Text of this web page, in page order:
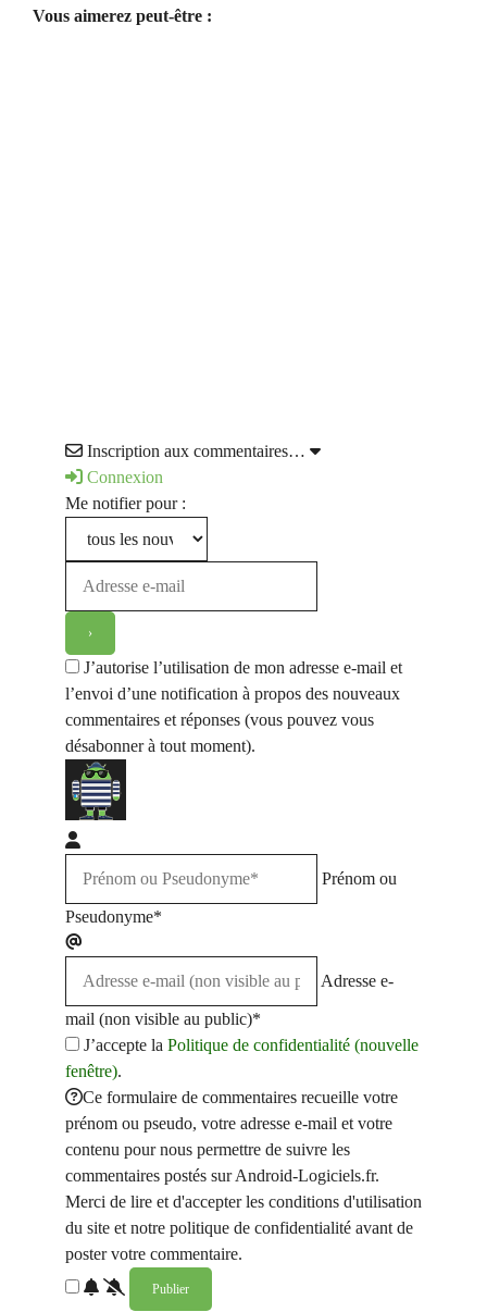
Vous aimerez peut-être :
Inscription aux commentaires…
Connexion
Me notifier pour :
J’autorise l’utilisation de mon adresse e-mail et
l’envoi d’une notification à propos des nouveaux
commentaires et réponses (vous pouvez vous
désabonner à tout moment).
Prénom ou
Pseudonyme*
Adresse e-
mail (non visible au public)*
J’accepte la Politique de confidentialité (nouvelle
fenêtre).
Ce formulaire de commentaires recueille votre
prénom ou pseudo, votre adresse e-mail et votre
contenu pour nous permettre de suivre les
commentaires postés sur Android-Logiciels.fr.
Merci de lire et d'accepter les conditions d'utilisation
du site et notre politique de confidentialité avant de
poster votre commentaire.